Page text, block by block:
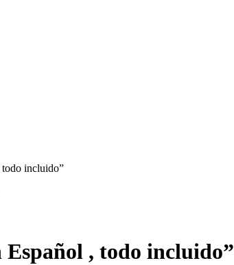
todo incluido”
, todo incluido”